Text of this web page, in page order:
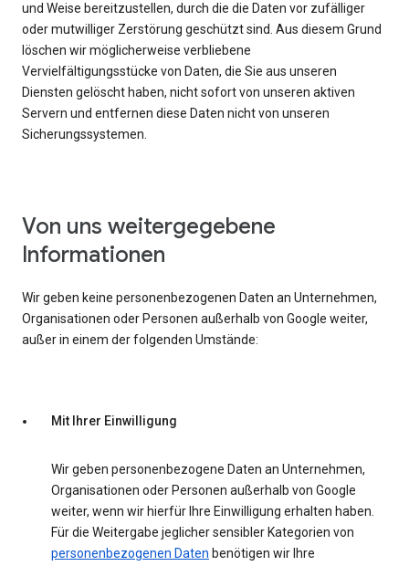
und Weise bereitzustellen, durch die die Daten vor zufälliger
oder mutwilliger Zerstörung geschützt sind. Aus diesem Grund
löschen wir möglicherweise verbliebene
Vervielfältigungsstücke von Daten, die Sie aus unseren
Diensten gelöscht haben, nicht sofort von unseren aktiven
Servern und entfernen diese Daten nicht von unseren
Sicherungssystemen.
Von uns weitergegebene
Informationen
Wir geben keine personenbezogenen Daten an Unternehmen,
Organisationen oder Personen außerhalb von Google weiter,
außer in einem der folgenden Umstände:
Mit Ihrer Einwilligung
Wir geben personenbezogene Daten an Unternehmen,
Organisationen oder Personen außerhalb von Google
weiter, wenn wir hierfür Ihre Einwilligung erhalten haben.
Für die Weitergabe jeglicher sensibler Kategorien von
personenbezogenen Daten benötigen wir Ihre